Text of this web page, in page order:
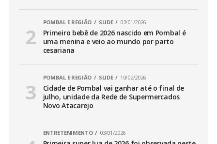
POMBAL E REGIÃO SLIDE 02/01/2026
Primeiro bebê de 2026 nascido em Pombal é
uma menina e veio ao mundo por parto
cesariana
POMBAL E REGIÃO SLIDE 10/02/2026
Cidade de Pombal vai ganhar até o final de
julho, unidade da Rede de Supermercados
Novo Atacarejo
ENTRETENIMENTO 03/01/2026